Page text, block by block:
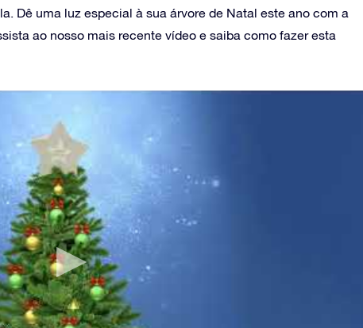
Dê uma luz especial à sua árvore de Natal este ano com a
ao nosso mais recente vídeo e saiba como fazer esta